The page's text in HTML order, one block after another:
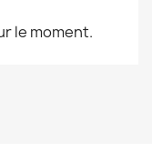
le moment.